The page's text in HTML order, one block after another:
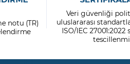
notu (TR)
Veri güvenliği
uluslararası
ISO/IEC